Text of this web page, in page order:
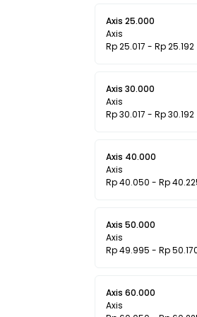
Axis 25.000
Axis
Rp 25.017 - Rp 25.192
Axis 30.000
Axis
Rp 30.017 - Rp 30.192
Axis 40.000
Axis
Rp 40.050 - Rp
Axis 50.000
Axis
Rp 49.995 - Rp
Axis 60.000
Axis